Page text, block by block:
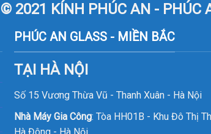
© 2021 KÍNH PHÚC AN - PHÚC
PHÚC AN GLASS - MIỀN BẮC
TẠI HÀ NỘI
Số 15 Vương Thừa Vũ - Thanh Xuân - Hà Nội
Nhà Máy Gia Công: Tòa HH01B - Khu Đô Thị
Hà Đông - Hà Nội